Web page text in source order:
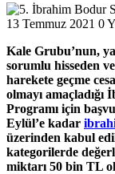
13 Temmuz 2021 0
Kale Grubu’nun,
sorumlu hisseden
harekete geçme
olmayı
Programı için
Eylül’e kadar
üzerinden kabul
kategorilerde
miktarı 50 bin TL